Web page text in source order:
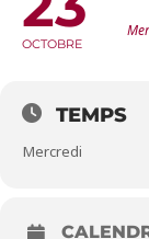
OCTOBRE
TEMPS
Mercredi